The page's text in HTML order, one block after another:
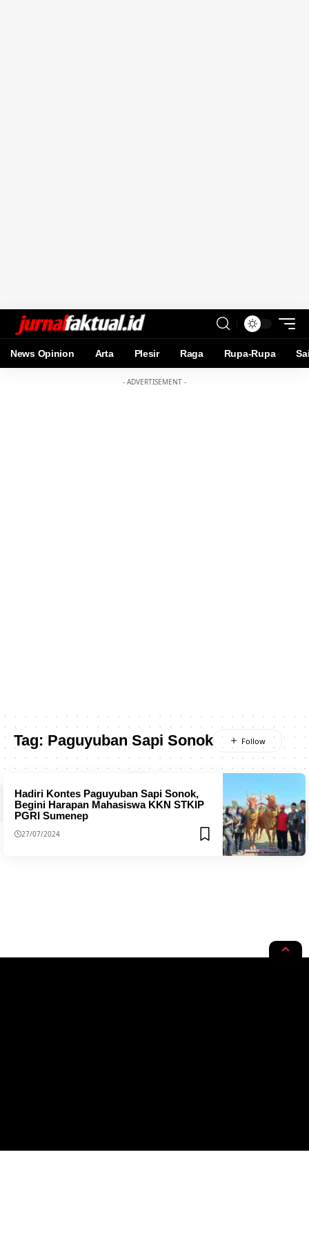
News Opinion Arta Plesir Raga Rupa-Rupa
- ADVERTISEMENT -
Tag:Paguyuban Sapi Sonok
Hadiri Kontes Paguyuban Sapi Sonok,
Begini Harapan Mahasiswa KKN STKIP
PGRI Sumenep
27/07/2024